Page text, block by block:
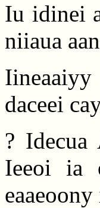
Iu idinei
niiaua
daceei
? Idecua
Ieeoi ia